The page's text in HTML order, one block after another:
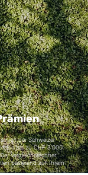
der Schweizer
Sie bis zu CHF 3'000
Vergleichsrechner
basierend auf Ihrem